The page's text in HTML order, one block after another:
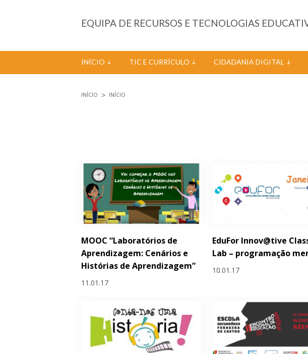
EQUIPA DE RECURSOS E TECNOLOGIAS
INÍCIO TIC E CURRÍCULO CIDADANIA DIGITAL
INÍCIO INÍCIO
MOOC “Laboratórios de
Aprendizagem: Cenários e
Histórias de Aprendizagem”
11.01.17
EduFor Innov@tive
Lab – programação
10.01.17
Páginas